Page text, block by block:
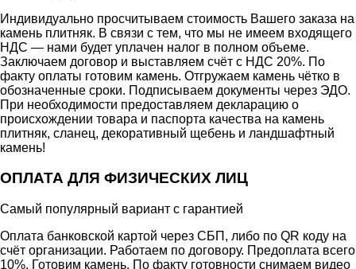
Индивидуально просчитываем стоимость Вашего заказа на
камень плитняк. В связи с тем, что мы не имеем входящего
НДС — нами будет уплачен налог в полном объеме.
Заключаем договор и выставляем счёт с НДС 20%. По
факту оплаты готовим камень. Отгружаем камень чётко в
обозначенные сроки. Подписываем документы через ЭДО.
При необходимости предоставляем декларацию о
происхождении товара и паспорта качества на камень
плитняк, сланец, декоративный щебень и ландшафтный
камень!
ОПЛАТА ДЛЯ ФИЗИЧЕСКИХ ЛИЦ
Самый популярный вариант с гарантией
Оплата банковской картой через СБП, либо по QR коду на
счёт организации. Работаем по договору. Предоплата всего
10%. Готовим камень. По факту готовности снимаем видео